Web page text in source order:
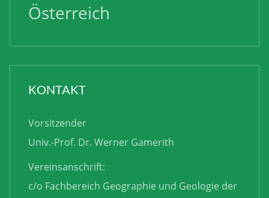
Österreich
KONTAKT
Vorsitzender
Univ.-Prof. Dr. Werner Gamerith
Vereinsanschrift:
c/o Fachbereich Geographie und Geologie der